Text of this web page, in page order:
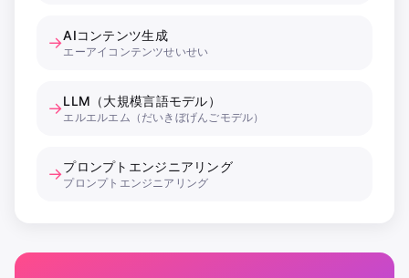
→AIコンテンツ生成
エーアイコンテンツせいせい
→LLM（大規模言語モデル）
エルエルエム（だいきぼげんごモデル）
→プロンプトエンジニアリング
プロンプトエンジニアリング